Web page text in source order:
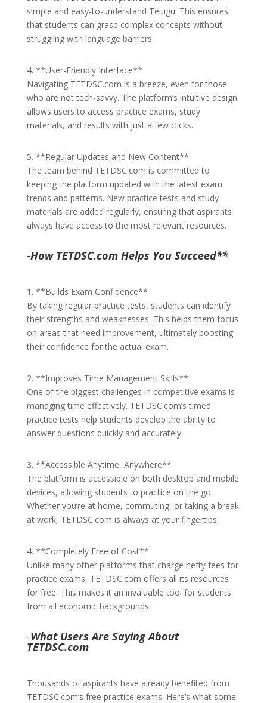
simple and easy-to-understand Telugu. This ensures
that students can grasp complex concepts without
struggling with language barriers.
4. **User-Friendly Interface**
Navigating TETDSC.com is a breeze, even for those
who are not tech-savvy. The platform’s intuitive design
allows users to access practice exams, study
materials, and results with just a few clicks.
5. **Regular Updates and New Content**
The team behind TETDSC.com is committed to
keeping the platform updated with the latest exam
trends and patterns. New practice tests and study
materials are added regularly, ensuring that aspirants
always have access to the most relevant resources.
-How TETDSC.com Helps You Succeed**
1. **Builds Exam Confidence**
By taking regular practice tests, students can identify
their strengths and weaknesses. This helps them focus
on areas that need improvement, ultimately boosting
their confidence for the actual exam.
2. **Improves Time Management Skills**
One of the biggest challenges in competitive exams is
managing time effectively. TETDSC.com’s timed
practice tests help students develop the ability to
answer questions quickly and accurately.
3. **Accessible Anytime, Anywhere**
The platform is accessible on both desktop and mobile
devices, allowing students to practice on the go.
Whether you’re at home, commuting, or taking a break
at work, TETDSC.com is always at your fingertips.
4. **Completely Free of Cost**
Unlike many other platforms that charge hefty fees for
practice exams, TETDSC.com offers all its resources
for free. This makes it an invaluable tool for students
from all economic backgrounds.
-What Users Are Saying About
TETDSC.com
Thousands of aspirants have already benefited from
TETDSC.com’s free practice exams. Here’s what some